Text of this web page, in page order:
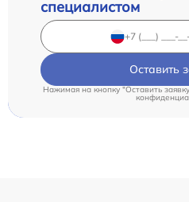
специалистом
Оставить
Нажимая на кнопку "Оставить